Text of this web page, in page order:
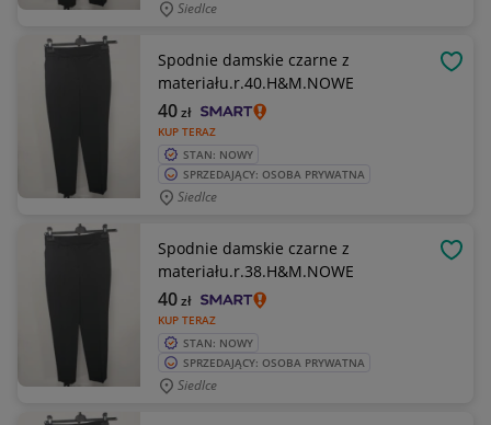
Siedlce
Spodnie damskie czarne z
materiału.r.40.H&M.NOWE
KUP TERAZ
40zł
STAN: NOWY
SPRZEDAJĄCY: OSOBA PRYWATNA
Siedlce
Spodnie damskie czarne z
materiału.r.38.H&M.NOWE
KUP TERAZ
40zł
STAN: NOWY
SPRZEDAJĄCY: OSOBA PRYWATNA
Siedlce